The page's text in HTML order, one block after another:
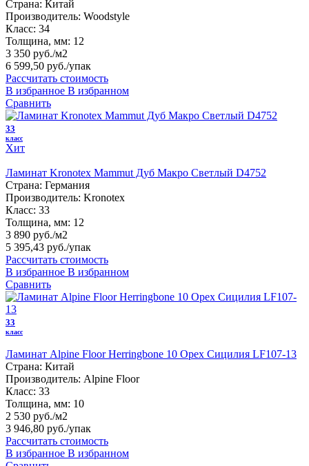
Страна: Китай
Производитель: Woodstyle
Класс: 34
Толщина, мм: 12
3 350 руб./м2
6 599,50 руб./упак
Рассчитать стоимость
В избранное В избранном
Сравнить
33
класс
Хит
Ламинат Kronotex Mammut Дуб Макро Светлый D4752
Страна: Германия
Производитель: Kronotex
Класс: 33
Толщина, мм: 12
3 890 руб./м2
5 395,43 руб./упак
Рассчитать стоимость
В избранное В избранном
Сравнить
33
класс
Ламинат Alpine Floor Herringbone 10 Орех Сицилия LF107-13
Страна: Китай
Производитель: Alpine Floor
Класс: 33
Толщина, мм: 10
2 530 руб./м2
3 946,80 руб./упак
Рассчитать стоимость
В избранное В избранном